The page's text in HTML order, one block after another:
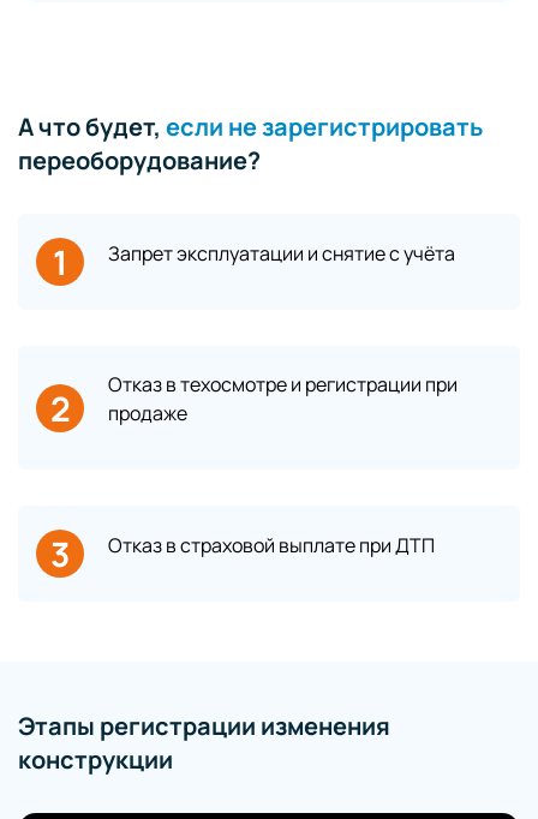
А что будет, если не зарегистрировать
переоборудование?
1 Запрет эксплуатации и снятие с учёта
2
Отказ в техосмотре и регистрации при
продаже
3 Отказ в страховой выплате при ДТП
Этапы регистрации изменения
конструкции